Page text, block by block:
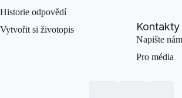
Historie odpovědí
Vytvořit si životopis
Kontakty
Napište nám
Pro média